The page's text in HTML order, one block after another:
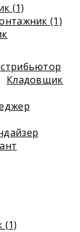
(1)
(1)
Кладовщик
(1)